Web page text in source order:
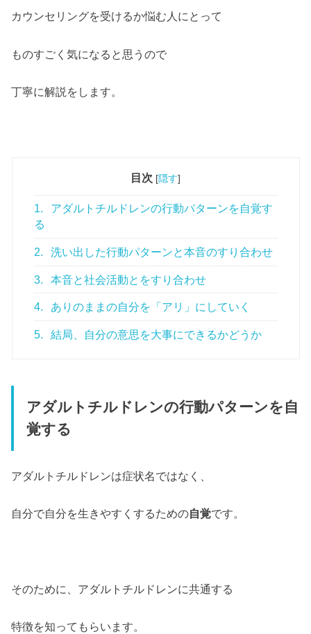
カウンセリングを受けるか悩む人にとって
ものすごく気になると思うので
丁寧に解説をします。
目次 [隠す]
1.
アダルトチルドレンの行動パターンを自覚す
る
2. 洗い出した行動パターンと本音のすり合わせ
3. 本音と社会活動とをすり合わせ
4. ありのままの自分を「アリ」にしていく
5. 結局、自分の意思を大事にできるかどうか
アダルトチルドレンの行動パターンを自
覚する
アダルトチルドレンは症状名ではなく、
自分で自分を生きやすくするための自覚です。
そのために、アダルトチルドレンに共通する
特徴を知ってもらいます。